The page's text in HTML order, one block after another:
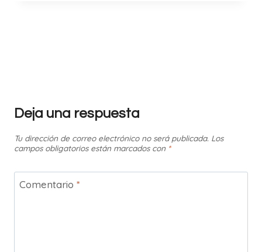
Deja una respuesta
Tu dirección de correo electrónico no será publicada. Los
campos obligatorios están marcados con *
Comentario *